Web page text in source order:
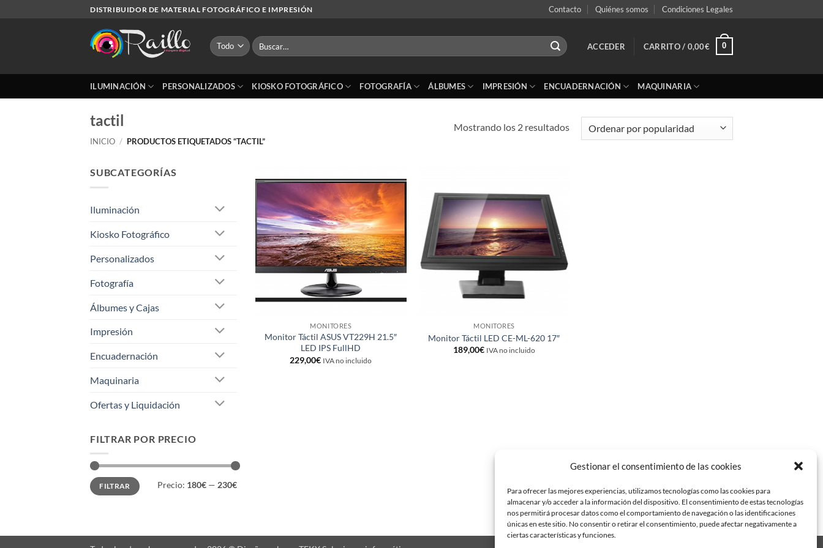
Gestionar el consentimiento de las cookies
Para ofrecer las mejores experiencias, utilizamos tecnologías como las cookies para
almacenar y/o acceder a la información del dispositivo. El consentimiento de estas tecnologías
nos permitirá procesar datos como el comportamiento de navegación o las identificaciones
únicas en este sitio. No consentir o retirar el consentimiento, puede afectar negativamente a
ciertas características y funciones.
DISTRIBUIDOR DE MATERIAL FOTOGRÁFICO E IMPRESIÓN Contacto Quiénes somos Condiciones Legales
Buscar
por:
ACCEDER CARRITO / 0,00€ 0
ILUMINACIÓN PERSONALIZADOS KIOSKO FOTOGRÁFICO FOTOGRAFÍA ÁLBUMES IMPRESIÓN ENCUADERNACIÓN MAQUINARIA
tactil
INICIO / PRODUCTOS ETIQUETADOS “TACTIL”
Mostrando los 2 resultadosOrdenado
por
SUBCATEGORÍAS
Iluminación
Kiosko Fotográfico
Personalizados
Fotografía
Álbumes y Cajas
Impresión
Encuadernación
Maquinaria
Ofertas y Liquidación
FILTRAR POR PRECIO
Precio
mínimo
Precio
máximo
FILTRAR Precio: 180€ — 230€
Añadir
a la
lista de
deseos
MONITORES
Monitor Táctil ASUS VT229H 21.5″
LED IPS FullHD
229,00€ IVA no incluido
Añadir
a la
lista de
deseos
MONITORES
Monitor Táctil LED CE-ML-620 17″
189,00€ IVA no incluido